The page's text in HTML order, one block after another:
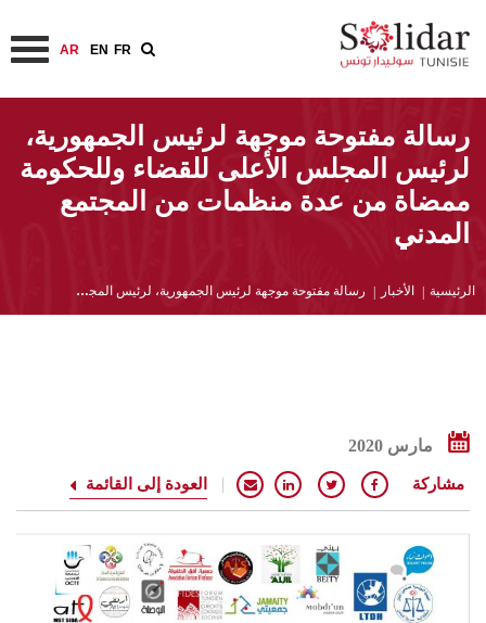
إلى
المحتوى
FR
EN
AR
رسالة مفتوحة موجهة لرئيس الجمهورية،
لرئيس المجلس الأعلى للقضاء وللحكومة
ممضاة من عدة منظمات من المجتمع
المدني
مسار
الرئيسية الأخبار رسالة مفتوحة موجهة لرئيس الجمهورية، لرئيس المجلس الأعلى للقضاء وللحكومة ممضاة من عدة منظمات من المجتمع المدني
مارس 2020
مشاركة العودة إلى القائمة